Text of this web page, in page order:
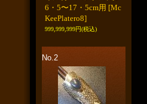
6・5〜17・5cm用 [Mc
KeePlatero8]
999,999,999円(税込)
No.2